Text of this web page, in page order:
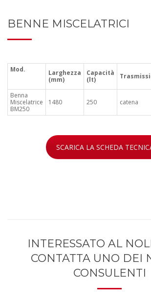
BENNE MISCELATRICI
Mod.
Larghezza
(mm)
Capacità
(lt)
Benna
Miscelatrice
BM250
1480 250 catena
SCARICA LA SCHEDA
INTERESSATO AL
CONTATTA UNO DEI
CONSULENTI